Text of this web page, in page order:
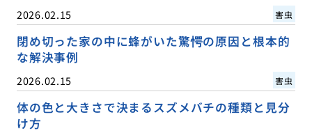
2026.02.15 害虫
閉め切った家の中に蜂がいた驚愕の原因と根本的
な解決事例
2026.02.15 害虫
体の色と大きさで決まるスズメバチの種類と見分
け方